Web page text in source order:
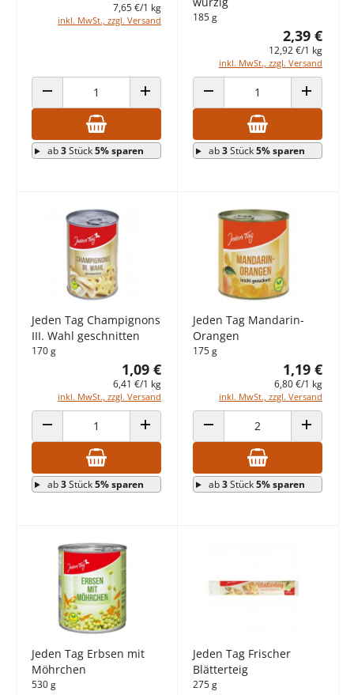
7,65 €/1 kg
inkl. MwSt., zzgl. Versand
ANZAHL VERRINGERN ANZAHL ERHÖHEN
ab3Stück5% sparen
185 g
2,39 €
12,92 €/1 kg
inkl. MwSt., zzgl. Versand
ANZAHL VERRINGERN ANZAHL
ab3Stück5% sparen
Jeden Tag Champignons
III. Wahl geschnitten
170 g
1,09 €
6,41 €/1 kg
inkl. MwSt., zzgl. Versand
ANZAHL VERRINGERN ANZAHL ERHÖHEN
ab3Stück5% sparen
Jeden Tag Mandarin-
Orangen
175 g
1,19 €
6,80 €/1 kg
inkl. MwSt., zzgl. Versand
ANZAHL VERRINGERN ANZAHL
ab3Stück5% sparen
Jeden Tag Erbsen mit
Möhrchen
530 g
Jeden Tag Frischer
Blätterteig
275 g